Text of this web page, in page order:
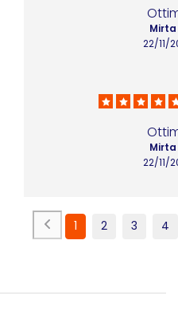
22/11/
Mirta
22/11/
Mirta
1 2 3 4